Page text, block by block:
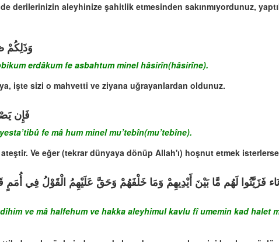
derilerinizin aleyhinize şahitlik etmesinden sakınmıyordunuz,
وَذَلِكُمْ
erdâkum fe asbahtum minel hâsirîn(hâsirîne).
işte sizi o mahvetti ve ziyana uğrayanlardan oldunuz.
فَإِن
fe mâ hum minel mu’tebîn(mu’tebîne).
Ve eğer (tekrar dünyaya dönüp Allah'ı) hoşnut etmek
فَزَيَّنُوا لَهُم مَّا بَيْنَ أَيْدِيهِمْ وَمَا خَلْفَهُمْ وَحَقَّ عَلَيْهِمُ الْقَوْلُ فِي
ve mâ halfehum ve hakka aleyhimul kavlu fî umemin kad